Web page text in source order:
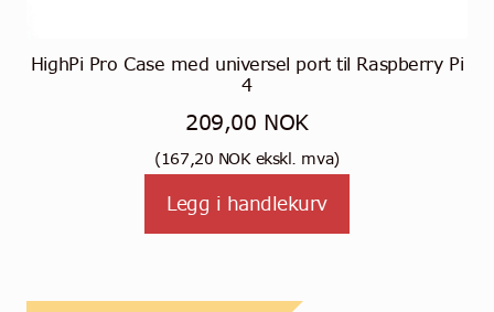
HighPi Pro Case med universel port til Raspberry Pi
4
209,00 NOK
(167,20 NOKekskl. mva)
Legg i handlekurv